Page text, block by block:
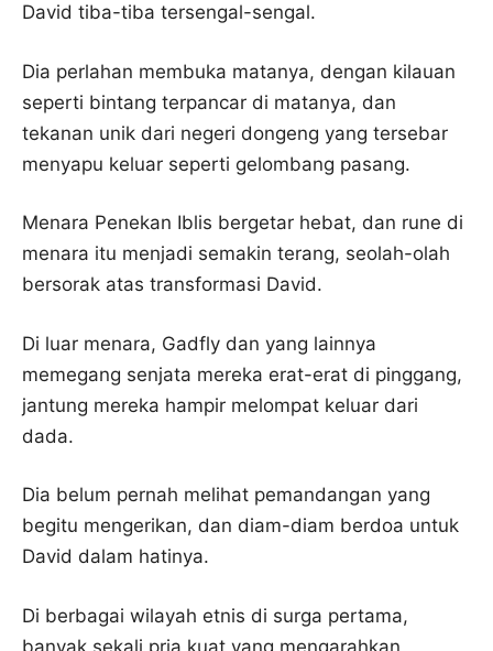
David tiba-tiba tersengal-sengal.
Dia perlahan membuka matanya, dengan kilauan
seperti bintang terpancar di matanya, dan
tekanan unik dari negeri dongeng yang tersebar
menyapu keluar seperti gelombang pasang.
Menara Penekan Iblis bergetar hebat, dan rune di
menara itu menjadi semakin terang, seolah-olah
bersorak atas transformasi David.
Di luar menara, Gadfly dan yang lainnya
memegang senjata mereka erat-erat di pinggang,
jantung mereka hampir melompat keluar dari
dada.
Dia belum pernah melihat pemandangan yang
begitu mengerikan, dan diam-diam berdoa untuk
David dalam hatinya.
Di berbagai wilayah etnis di surga pertama,
banyak sekali pria kuat yang mengarahkan